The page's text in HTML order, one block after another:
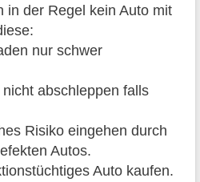
in der Regel kein Auto mit
nur schwer
abschleppen falls
Risiko eingehen durch
Autos.
Auto kaufen.